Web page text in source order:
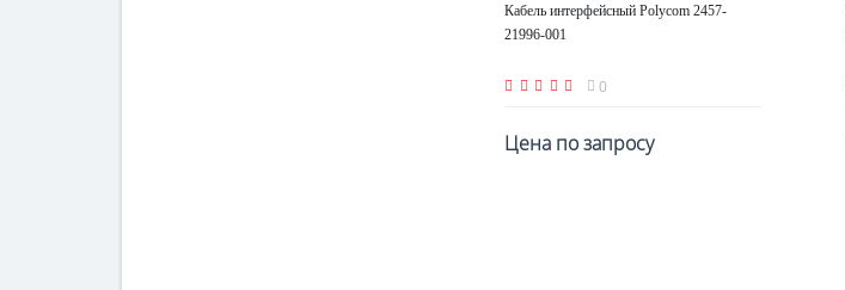
Кабель интерфейсный Polycom 2457-
21996-001
0
Цена по запросу